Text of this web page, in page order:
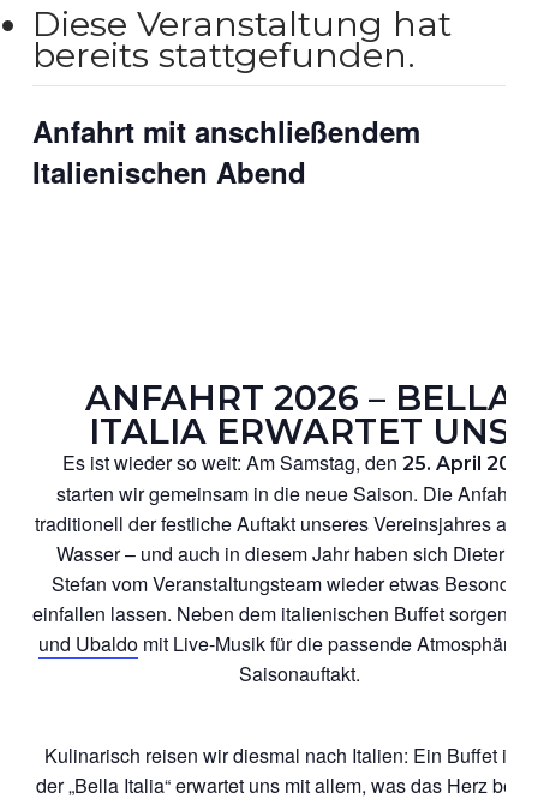
Diese Veranstaltung hat
bereits stattgefunden.
Anfahrt mit anschließendem
Italienischen Abend
ANFAHRT 2026 – BELLA
ITALIA ERWARTET UNS
Es ist wieder so weit: Am Samstag, den 25. April 2026
starten wir gemeinsam in die neue Saison. Die Anfahrt
traditionell der festliche Auftakt unseres Vereinsjahres auf
Wasser – und auch in diesem Jahr haben sich Dieter
Stefan vom Veranstaltungsteam wieder etwas
einfallen lassen. Neben dem italienischen Buffet sorgen
und Ubaldomit Live-Musik für die passende Atmosphäre
Saisonauftakt.
Kulinarisch reisen wir diesmal nach Italien: Ein Buffet im
der „Bella Italia“ erwartet uns mit allem, was das Herz